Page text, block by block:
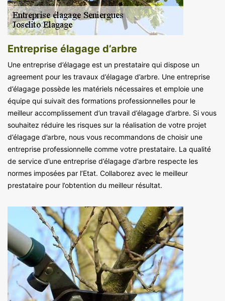
Entreprise élagage d’arbre
Une entreprise d’élagage est un prestataire qui dispose un
agreement pour les travaux d’élagage d’arbre. Une entreprise
d’élagage possède les matériels nécessaires et emploie une
équipe qui suivait des formations professionnelles pour le
meilleur accomplissement d’un travail d’élagage d’arbre. Si vous
souhaitez réduire les risques sur la réalisation de votre projet
d’élagage d’arbre, nous vous recommandons de choisir une
entreprise professionnelle comme votre prestataire. La qualité
de service d’une entreprise d’élagage d’arbre respecte les
normes imposées par l’Etat. Collaborez avec le meilleur
prestataire pour l’obtention du meilleur résultat.